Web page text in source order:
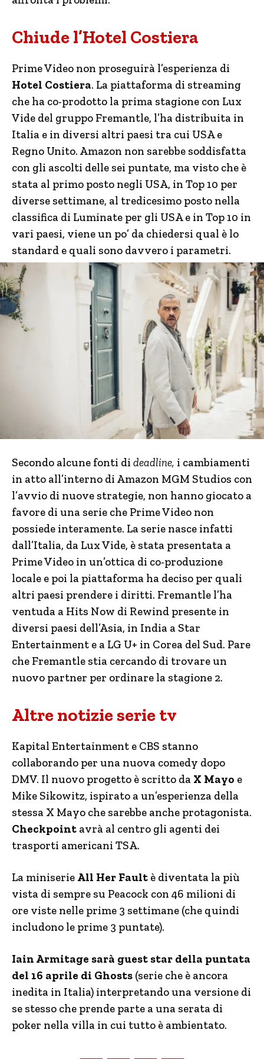
Chiude l’Hotel Costiera
Prime Video non proseguirà l’esperienza di
Hotel Costiera. La piattaforma di streaming
che ha co-prodotto la prima stagione con Lux
Vide del gruppo Fremantle, l’ha distribuita in
Italia e in diversi altri paesi tra cui USA e
Regno Unito. Amazon non sarebbe soddisfatta
con gli ascolti delle sei puntate, ma visto che è
stata al primo posto negli USA, in Top 10 per
diverse settimane, al tredicesimo posto nella
classifica di Luminate per gli USA e in Top 10 in
vari paesi, viene un po’ da chiedersi qual è lo
standard e quali sono davvero i parametri.
Secondo alcune fonti di deadline, i cambiamenti
in atto all’interno di Amazon MGM Studios con
l’avvio di nuove strategie, non hanno giocato a
favore di una serie che Prime Video non
possiede interamente. La serie nasce infatti
dall’Italia, da Lux Vide, è stata presentata a
Prime Video in un’ottica di co-produzione
locale e poi la piattaforma ha deciso per quali
altri paesi prendere i diritti. Fremantle l’ha
ventuda a Hits Now di Rewind presente in
diversi paesi dell’Asia, in India a Star
Entertainment e a LG U+ in Corea del Sud. Pare
che Fremantle stia cercando di trovare un
nuovo partner per ordinare la stagione 2.
Altre notizie serie tv
Kapital Entertainment e CBS stanno
collaborando per una nuova comedy dopo
DMV. Il nuovo progetto è scritto da X Mayo e
Mike Sikowitz, ispirato a un’esperienza della
stessa X Mayo che sarebbe anche protagonista.
Checkpoint avrà al centro gli agenti dei
trasporti americani TSA.
La miniserie All Her Fault è diventata la più
vista di sempre su Peacock con 46 milioni di
ore viste nelle prime 3 settimane (che quindi
includono le prime 3 puntate).
Iain Armitage sarà guest star della puntata
del 16 aprile di Ghosts (serie che è ancora
inedita in Italia) interpretando una versione di
se stesso che prende parte a una serata di
poker nella villa in cui tutto è ambientato.